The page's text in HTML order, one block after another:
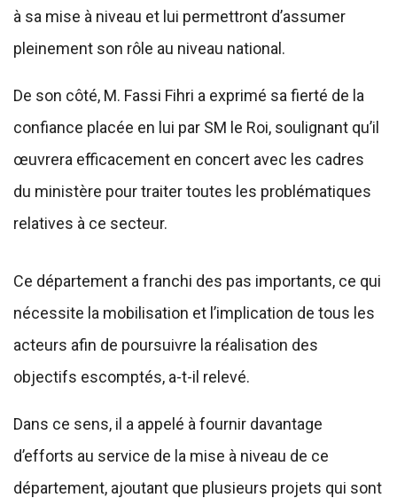
à sa mise à niveau et lui permettront d’assumer
pleinement son rôle au niveau national.
De son côté, M. Fassi Fihri a exprimé sa fierté de la
confiance placée en lui par SM le Roi, soulignant qu’il
œuvrera efficacement en concert avec les cadres
du ministère pour traiter toutes les problématiques
relatives à ce secteur.
Ce département a franchi des pas importants, ce qui
nécessite la mobilisation et l’implication de tous les
acteurs afin de poursuivre la réalisation des
objectifs escomptés, a-t-il relevé.
Dans ce sens, il a appelé à fournir davantage
d’efforts au service de la mise à niveau de ce
département, ajoutant que plusieurs projets qui sont